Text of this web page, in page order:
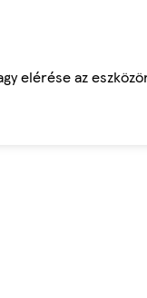
elérése az